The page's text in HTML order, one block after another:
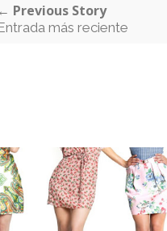
← Previous Story
más reciente